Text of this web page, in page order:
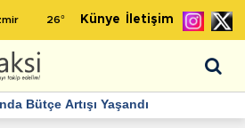
26° Künye İletişim
Bütçe Artışı Yaşandı